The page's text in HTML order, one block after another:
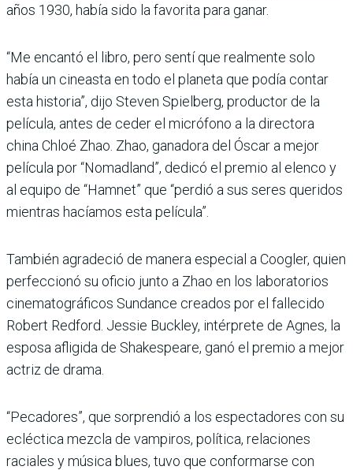
años 1930, había sido la favorita para ganar.
“Me encantó el libro, pero sentí que realmente solo
había un cineasta en todo el planeta que podía contar
esta historia”, dijo Steven Spielberg, productor de la
película, antes de ceder el micrófono a la directora
china Chloé Zhao. Zhao, ganadora del Óscar a mejor
película por “Nomadland”, dedicó el premio al elenco y
al equipo de “Hamnet” que “perdió a sus seres queridos
mientras hacíamos esta película”.
También agradeció de manera especial a Coogler, quien
perfeccionó su oficio junto a Zhao en los laboratorios
cinematográficos Sundance creados por el fallecido
Robert Redford. Jessie Buckley, intérprete de Agnes, la
esposa afligida de Shakespeare, ganó el premio a mejor
actriz de drama.
“Pecadores”, que sorprendió a los espectadores con su
ecléctica mezcla de vampiros, política, relaciones
raciales y música blues, tuvo que conformarse con